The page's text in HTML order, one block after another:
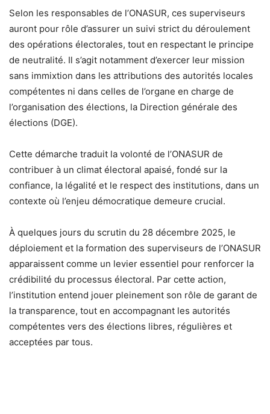
Selon les responsables de l’ONASUR, ces superviseurs
auront pour rôle d’assurer un suivi strict du déroulement
des opérations électorales, tout en respectant le principe
de neutralité. Il s’agit notamment d’exercer leur mission
sans immixtion dans les attributions des autorités locales
compétentes ni dans celles de l’organe en charge de
l’organisation des élections, la Direction générale des
élections (DGE).
Cette démarche traduit la volonté de l’ONASUR de
contribuer à un climat électoral apaisé, fondé sur la
confiance, la légalité et le respect des institutions, dans un
contexte où l’enjeu démocratique demeure crucial.
À quelques jours du scrutin du 28 décembre 2025, le
déploiement et la formation des superviseurs de l’ONASUR
apparaissent comme un levier essentiel pour renforcer la
crédibilité du processus électoral. Par cette action,
l’institution entend jouer pleinement son rôle de garant de
la transparence, tout en accompagnant les autorités
compétentes vers des élections libres, régulières et
acceptées par tous.